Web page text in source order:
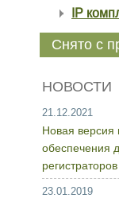
IP
Снято с
НОВОСТИ
21.12.2021
Новая версия
обеспечения
регистраторов
23.01.2019